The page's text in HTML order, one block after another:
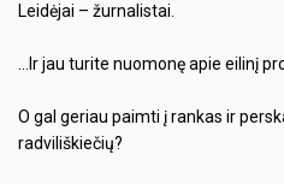
Leidėjai – žurnalistai.
…Ir jau turite nuomonę apie eilinį
O gal geriau paimti į rankas ir
radviliškiečių?